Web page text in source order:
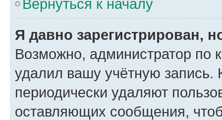
Вернуться к началу
Я давно зарегистрирован,
Возможно, администратор по
удалил вашу учётную запись.
периодически удаляют
оставляющих сообщения,